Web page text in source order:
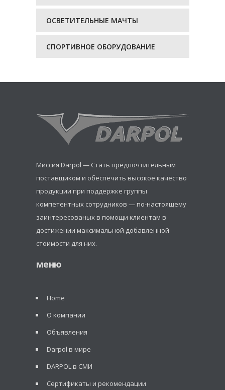
ОСВЕТИТЕЛЬНЫЕ МАЧТЫ
СПОРТИВНОЕ ОБОРУДОВАНИЕ
Миссия Darpol — Стать предпочтительным
поставщиком и обеспечить высокое качество
продукции при поддержке группы
компетентных сотрудников — по-настоящему
заинтересованых в помощи клиентам в
достижении максимальной добавленной
стоимости для них.
меню
Home
О компании
Объявления
Darpol в мире
DARPOL в СМИ
Сертификаты и рекомендации